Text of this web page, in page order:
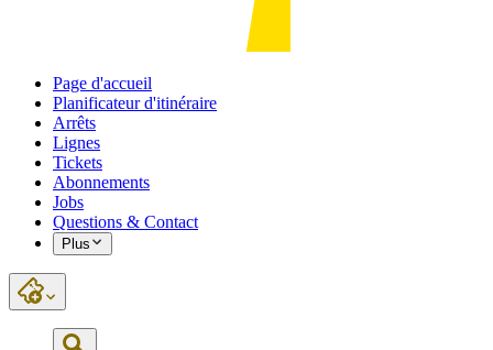
Page d'accueil
Planificateur d'itinéraire
Arrêts
Lignes
Tickets
Abonnements
Jobs
Questions & Contact
Plus